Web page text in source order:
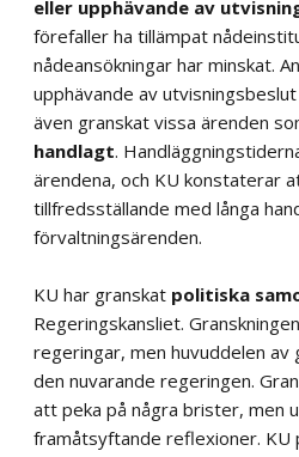
eller upphävande av
förefaller ha tillämpat
nådeansökningar har minskat.
upphävande av
även granskat vissa ärenden
handlagt.
ärendena, och KU konstaterar
tillfredsställande med långa
förvaltningsärenden.
KU har granskat politiska
Regeringskansliet.
regeringar, men huvuddelen av
den nuvarande regeringen.
att peka på några brister, men
framåtsyftande reflexioner. KU